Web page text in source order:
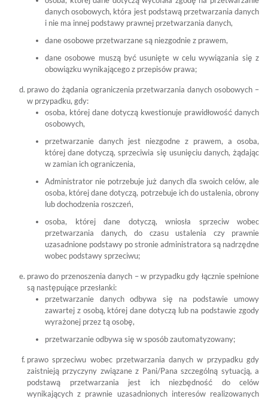
danych osobowych, która jest podstawą przetwarzania danych
i nie ma innej podstawy prawnej przetwarzania danych,
dane osobowe przetwarzane są niezgodnie z prawem,
dane osobowe muszą być usunięte w celu wywiązania się z
obowiązku wynikającego z przepisów prawa;
prawo do żądania ograniczenia przetwarzania danych osobowych –
w przypadku, gdy:
osoba, której dane dotyczą kwestionuje prawidłowość danych
osobowych,
przetwarzanie danych jest niezgodne z prawem, a osoba,
której dane dotyczą, sprzeciwia się usunięciu danych, żądając
w zamian ich ograniczenia,
Administrator nie potrzebuje już danych dla swoich celów, ale
osoba, której dane dotyczą, potrzebuje ich do ustalenia, obrony
lub dochodzenia roszczeń,
osoba, której dane dotyczą, wniosła sprzeciw wobec
przetwarzania danych, do czasu ustalenia czy prawnie
uzasadnione podstawy po stronie administratora są nadrzędne
wobec podstawy sprzeciwu;
prawo do przenoszenia danych – w przypadku gdy łącznie spełnione
są następujące przesłanki:
przetwarzanie danych odbywa się na podstawie umowy
zawartej z osobą, której dane dotyczą lub na podstawie zgody
wyrażonej przez tą osobę,
przetwarzanie odbywa się w sposób zautomatyzowany;
prawo sprzeciwu wobec przetwarzania danych w przypadku gdy
zaistnieją przyczyny związane z Pani/Pana szczególną sytuacją, a
podstawą przetwarzania jest ich niezbędność do celów
wynikających z prawnie uzasadnionych interesów realizowanych